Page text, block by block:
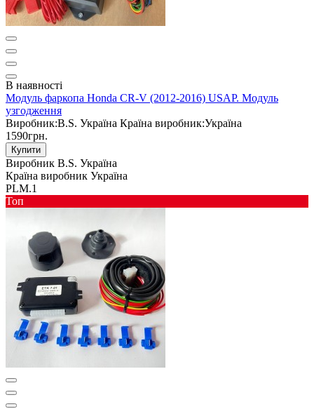
В наявності
Модуль фаркопа Honda CR-V (2012-2016) USAP. Модуль
узгодження
Виробник:B.S. Україна Країна виробник:Україна
1590грн.
Купити
Виробник B.S. Україна
Країна виробник Україна
PLM.1
Toп